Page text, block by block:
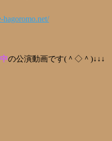
の公演動画です(＾◇＾)↓↓↓